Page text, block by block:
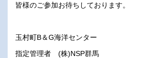
皆様のご参加お待ちしております。
玉村町B＆G海洋センター
指定管理者 (株)NSP群馬